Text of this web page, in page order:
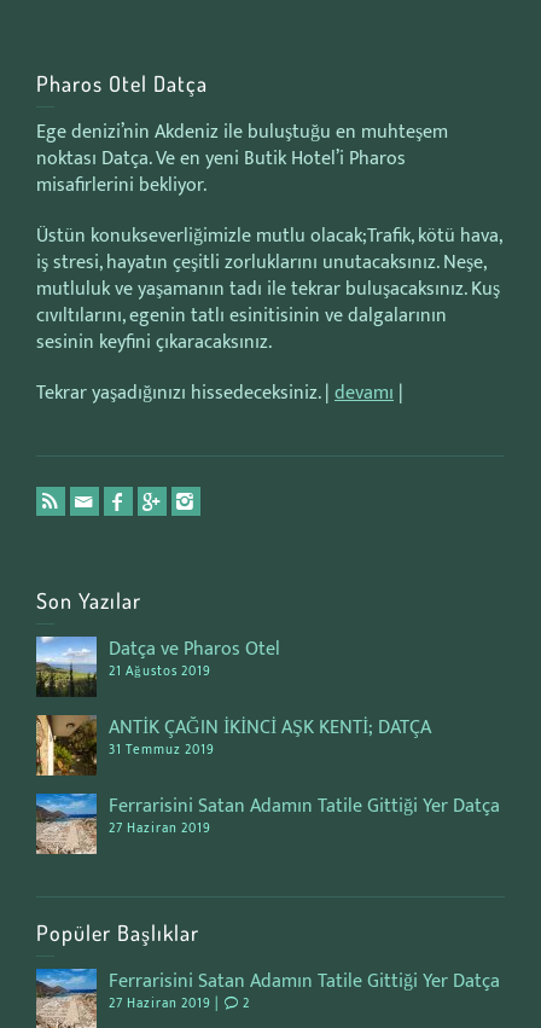
Pharos Otel Datça
Ege denizi’nin Akdeniz ile buluştuğu en muhteşem
noktası Datça. Ve en yeni Butik Hotel’i Pharos
misafirlerini bekliyor.
Üstün konukseverliğimizle mutlu olacak;Trafik, kötü hava,
iş stresi, hayatın çeşitli zorluklarını unutacaksınız. Neşe,
mutluluk ve yaşamanın tadı ile tekrar buluşacaksınız. Kuş
cıvıltılarını, egenin tatlı esinitisinin ve dalgalarının
sesinin keyfini çıkaracaksınız.
Tekrar yaşadığınızı hissedeceksiniz. |devamı|
Son Yazılar
Datça ve Pharos Otel
21 Ağustos 2019
ANTİK ÇAĞIN İKİNCİ AŞK KENTİ; DATÇA
31 Temmuz 2019
Ferrarisini Satan Adamın Tatile Gittiği Yer Datça
27 Haziran 2019
Popüler Başlıklar
Ferrarisini Satan Adamın Tatile Gittiği Yer Datça
27 Haziran 2019 | 2